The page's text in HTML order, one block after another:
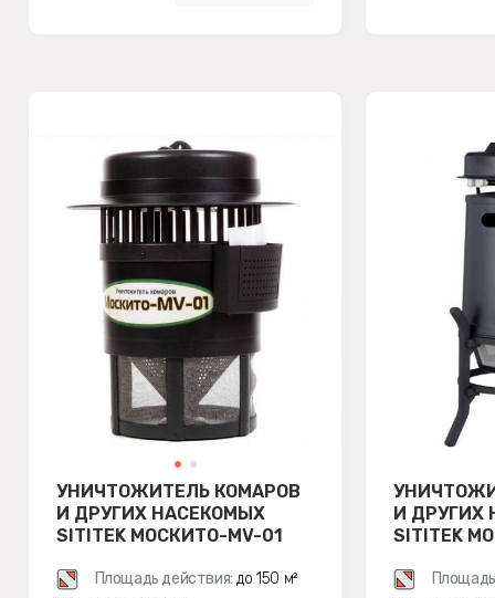
УНИЧТОЖИТЕЛЬ КОМАРОВ
И ДРУГИХ НАСЕКОМЫХ
SITITEK МОСКИТО-MV-01
Площадь действия: до 150 м²
И ДРУГИХ
SITITEK